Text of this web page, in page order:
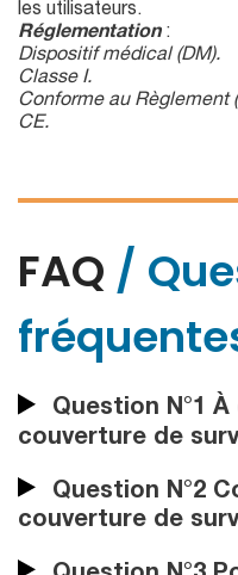
les utilisateurs.
Réglementation :
Dispositif médical (DM).
Classe I.
Conforme au Règlement
CE.
FAQ /
Question N°1
couverture de
Question N°2
couverture de